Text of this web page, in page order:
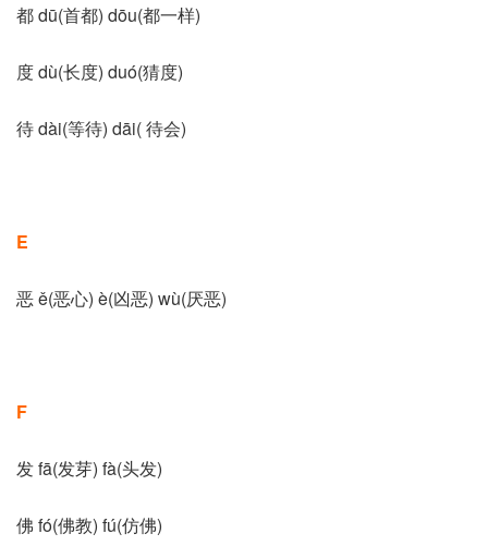
都 dū(首都) dōu(都一样)
度 dù(长度) duó(猜度)
待 dài(等待) dāi( 待会)
E
恶 ě(恶心) è(凶恶) wù(厌恶)
F
发 fā(发芽) fà(头发)
佛 fó(佛教) fú(仿佛)